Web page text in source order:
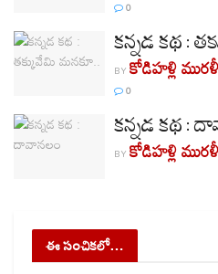
0
కన్నడ కథ :
BY కోడిహళ్లి
0
కన్నడ కథ :
BY కోడిహళ్లి
ఈ సంచికలో…